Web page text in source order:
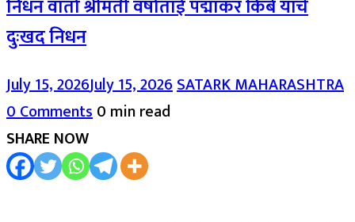
निधन वार्ता श्रीमती वर्षाताई पद्माकर किबे यांचे
दुःखद निधन
July 15, 2026July 15, 2026SATARK MAHARASHTRA
0 Comments0 min read
SHARE NOW